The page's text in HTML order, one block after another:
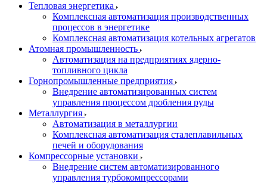
Тепловая энергетика
Комплексная автоматизация производственных
процессов в энергетике
Комплексная автоматизация котельных агрегатов
Атомная промышленность
Автоматизация на предприятиях ядерно-
топливного цикла
Горнопромышленные предприятия
Внедрение автоматизированных систем
управления процессом дробления руды
Металлургия
Автоматизация в металлургии
Комплексная автоматизация сталеплавильных
печей и оборудования
Компрессорные установки
Внедрение систем автоматизированного
управления турбокомпрессорами